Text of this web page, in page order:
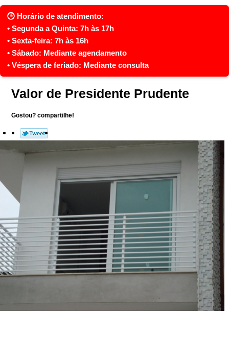
Valor de Presidente Prudente
Gostou? compartilhe!